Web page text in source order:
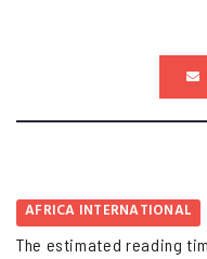
AFRICA INTERNATIONAL
The estimated reading